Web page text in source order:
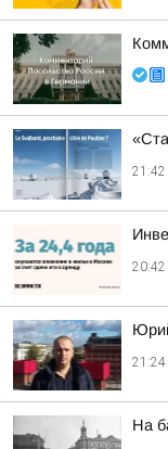
21:42
20:42
21:24
На